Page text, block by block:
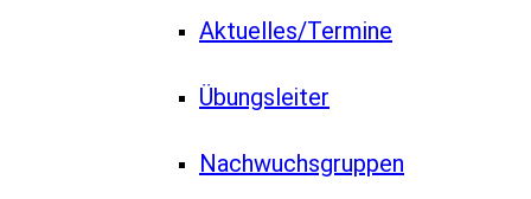
Aktuelles/Termine
Übungsleiter
Nachwuchsgruppen